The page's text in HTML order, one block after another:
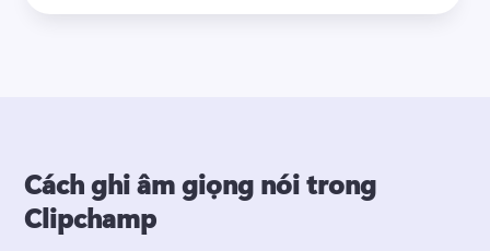
Cách ghi âm giọng nói trong
Clipchamp